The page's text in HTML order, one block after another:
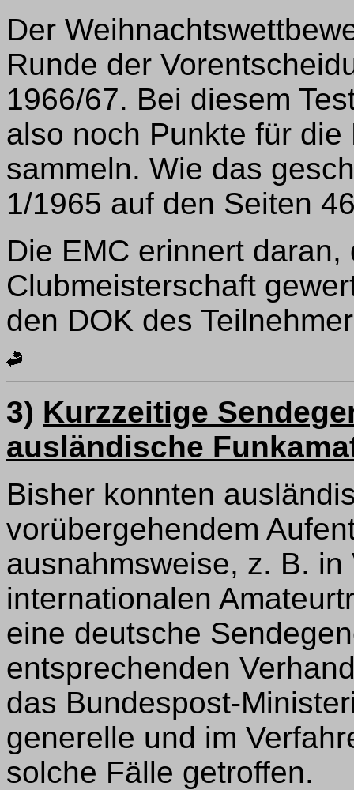
Der
Runde der
1966/67. Bei diesem
also noch Punkte für
sammeln. Wie das
1/1965 auf den Seiten
Die EMC erinnert
Clubmeisterschaft
den DOK des
3) Kurzzeitige
ausländische
Bisher konnten
vorübergehendem
ausnahmsweise, z. B. in
internationalen
eine deutsche
entsprechenden
das Bundespost-
generelle und im
solche Fälle getroffen.